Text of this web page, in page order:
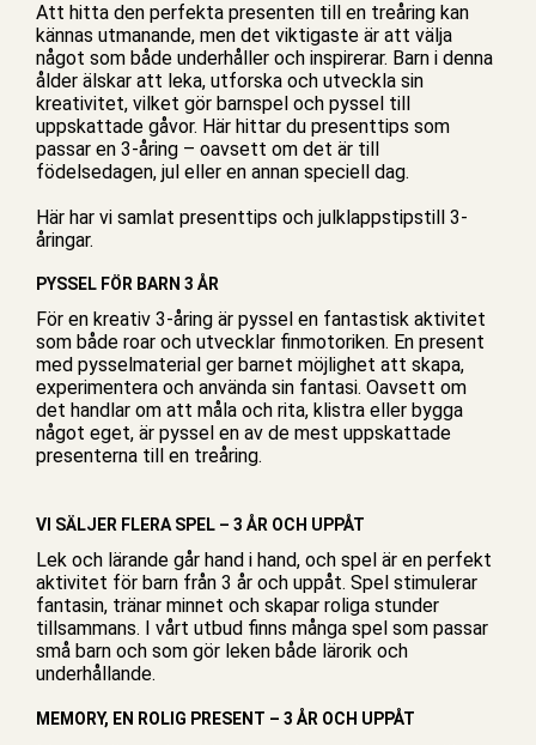
Att hitta den perfekta presenten till en treåring kan
kännas utmanande, men det viktigaste är att välja
något som både underhåller och inspirerar. Barn i denna
ålder älskar att leka, utforska och utveckla sin
kreativitet, vilket gör barnspel och pyssel till
uppskattade gåvor. Här hittar du presenttips som
passar en 3-åring – oavsett om det är till
födelsedagen, jul eller en annan speciell dag.
Här har vi samlat presenttips och julklappstipstill 3-
åringar.
PYSSEL FÖR BARN 3 ÅR
För en kreativ 3-åring är pyssel en fantastisk aktivitet
som både roar och utvecklar finmotoriken. En present
med pysselmaterial ger barnet möjlighet att skapa,
experimentera och använda sin fantasi. Oavsett om
det handlar om att måla och rita, klistra eller bygga
något eget, är pyssel en av de mest uppskattade
presenterna till en treåring.
VI SÄLJER FLERA SPEL – 3 ÅR OCH UPPÅT
Lek och lärande går hand i hand, och spel är en perfekt
aktivitet för barn från 3 år och uppåt. Spel stimulerar
fantasin, tränar minnet och skapar roliga stunder
tillsammans. I vårt utbud finns många spel som passar
små barn och som gör leken både lärorik och
underhållande.
MEMORY, EN ROLIG PRESENT – 3 ÅR OCH UPPÅT